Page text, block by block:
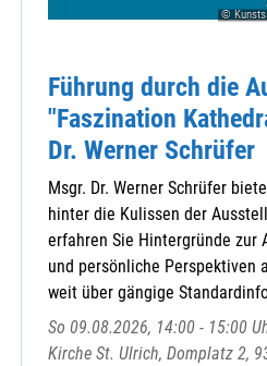
©
Führung durch die
"Faszination
Dr. Werner Schrüfer
Msgr. Dr. Werner Schrüfer
hinter die Kulissen der
erfahren Sie Hintergründe zur
und persönliche Perspektiven
weit über gängige
So 09.08.2026, 14:00 - 15:00
Kirche St. Ulrich, Domplatz 2,